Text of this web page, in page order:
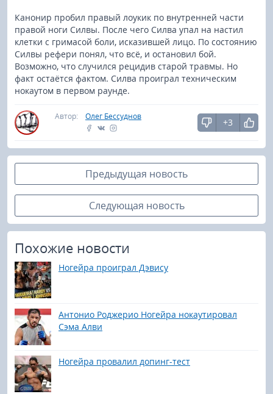
Канонир пробил правый лоукик по внутренней части
правой ноги Силвы. После чего Силва упал на настил
клетки с гримасой боли, исказившей лицо. По состоянию
Силвы рефери понял, что всё, и остановил бой.
Возможно, что случился рецидив старой травмы. Но
факт остаётся фактом. Силва проиграл техническим
нокаутом в первом раунде.
Автор: Олег Бессуднов
+3
Предыдущая новость
Следующая новость
Похожие новости
Ногейра проиграл Дэвису
Антонио Роджерио Ногейра нокаутировал
Сэма Алви
Ногейра провалил допинг-тест